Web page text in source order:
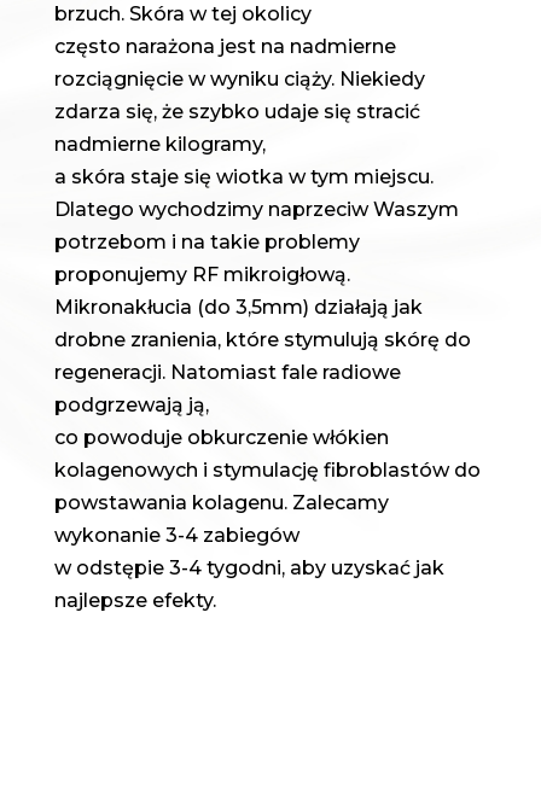
brzuch. Skóra w tej okolicy
często narażona jest na nadmierne
rozciągnięcie w wyniku ciąży. Niekiedy
zdarza się, że szybko udaje się stracić
nadmierne kilogramy,
a skóra staje się wiotka w tym miejscu.
Dlatego wychodzimy naprzeciw Waszym
potrzebom i na takie problemy
proponujemy RF mikroigłową.
Mikronakłucia (do 3,5mm) działają jak
drobne zranienia, które stymulują skórę do
regeneracji. Natomiast fale radiowe
podgrzewają ją,
co powoduje obkurczenie włókien
kolagenowych i stymulację fibroblastów do
powstawania kolagenu. Zalecamy
wykonanie 3-4 zabiegów
w odstępie 3-4 tygodni, aby uzyskać jak
najlepsze efekty.